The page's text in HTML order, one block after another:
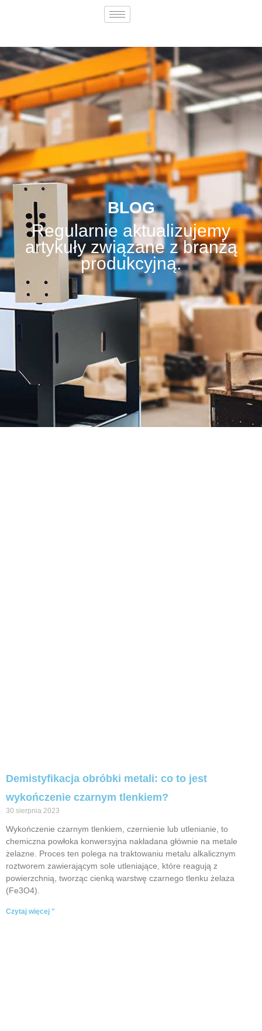
BLOG
Regularnie aktualizujemy
artykuły związane z branżą
produkcyjną.
Demistyfikacja obróbki metali: co to jest
wykończenie czarnym tlenkiem?
30 sierpnia 2023
Wykończenie czarnym tlenkiem, czernienie lub utlenianie, to
chemiczna powłoka konwersyjna nakładana głównie na metale
żelazne. Proces ten polega na traktowaniu metalu alkalicznym
roztworem zawierającym sole utleniające, które reagują z
powierzchnią, tworząc cienką warstwę czarnego tlenku żelaza
(Fe3O4).
Czytaj więcej "